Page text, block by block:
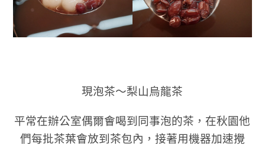
現泡茶～梨山烏龍茶
平常在辦公室偶爾會喝到同事泡的茶，在秋園他
們每批茶葉會放到茶包內，接著用機器加速攪